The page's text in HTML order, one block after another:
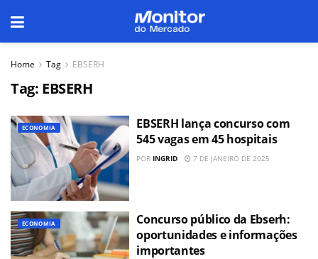
Home Tag EBSERH
Tag: EBSERH
ECONOMIA
EBSERH lança concurso com
545 vagas em 45 hospitais
POR INGRID 7 DE JANEIRO DE 2025
ECONOMIA
Concurso público da Ebserh:
oportunidades e informações
importantes